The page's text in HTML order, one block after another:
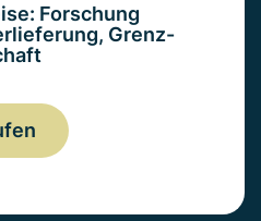
Forschung
Grenz-